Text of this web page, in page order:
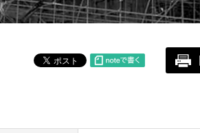
働きたい
遊びたい 環境政策課